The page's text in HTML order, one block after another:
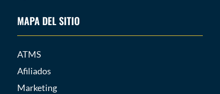
MAPA DEL SITIO
ATMS
Afiliados
Marketing